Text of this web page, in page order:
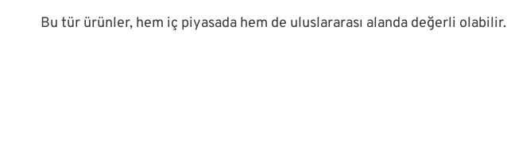
Bu tür ürünler, hem iç piyasada hem de uluslararası alanda değerli olabilir.